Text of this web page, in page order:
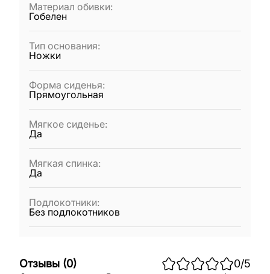
Материал обивки:
Гобелен
Тип основания:
Ножки
Форма сиденья:
Прямоугольная
Мягкое сиденье:
Да
Мягкая спинка:
Да
Подлокотники:
Без подлокотников
Отзывы (0) 0/5